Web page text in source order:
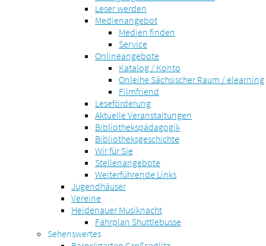
Leser werden
Medienangebot
Medien finden
Service
Onlineangebote
Katalog / Konto
Onleihe Sächsischer Raum / elearning
Filmfriend
Leseförderung
Aktuelle Veranstaltungen
Bibliothekspädagogik
Bibliotheksgeschichte
Wir für Sie
Stellenangebote
Weiterführende Links
Jugendhäuser
Vereine
Heidenauer Musiknacht
Fahrplan Shuttlebusse
Sehenswertes